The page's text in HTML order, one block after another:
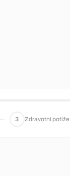
3 Zdravotní potíže